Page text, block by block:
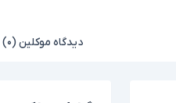
دیدگاه موکلین (۰)